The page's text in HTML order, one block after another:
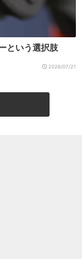
という選択肢
2026/07/21